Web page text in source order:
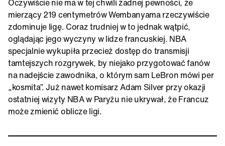
mierzący 219 centymetrów Wembanyama rzeczywiście
zdominuje ligę. Coraz trudniej w to jednak wątpić,
oglądając jego wyczyny w lidze francuskiej. NBA
specjalnie wykupiła przecież dostęp do transmisji
tamtejszych rozgrywek, by niejako przygotować fanów
na nadejście zawodnika, o którym sam LeBron mówi per
„kosmita”. Już nawet komisarz Adam Silver przy okazji
ostatniej wizyty NBA w Paryżu nie ukrywał, że Francuz
może zmienić oblicze ligi.